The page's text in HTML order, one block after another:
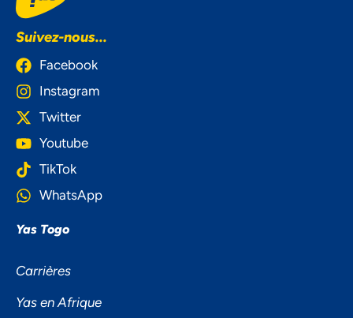
Suivez-nous...
Facebook
Instagram
Twitter
Youtube
TikTok
WhatsApp
Yas Togo
Carrières
Yas en Afrique